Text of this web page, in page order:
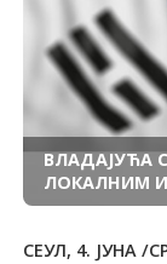
ВЛАДАЈУЋА
ЛОКАЛНИМ
СЕУЛ, 4. ЈУНА /